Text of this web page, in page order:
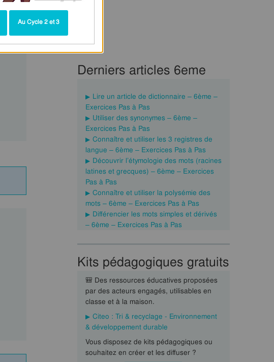
Derniers articles 6eme
Lire un article de dictionnaire – 6ème –
Exercices Pas à Pas
Utiliser des synonymes – 6ème –
Exercices Pas à Pas
Connaître et utiliser les 3 registres de
langue – 6ème – Exercices Pas à Pas
Découvrir l’étymologie des mots (racines
latines et grecques) – 6ème – Exercices
Pas à Pas
Connaître et utiliser la polysémie des
mots – 6ème – Exercices Pas à Pas
Différencier les mots simples et dérivés
– 6ème – Exercices Pas à Pas
Kits pédagogiques gratuits
🎒 Des ressources éducatives proposées
par des acteurs engagés, utilisables en
classe et à la maison.
Citeo : Tri & recyclage - Environnement
& développement durable
Vous disposez de kits pédagogiques ou
souhaitez en créer et les diffuser ?
Au Cycle 2 et 3